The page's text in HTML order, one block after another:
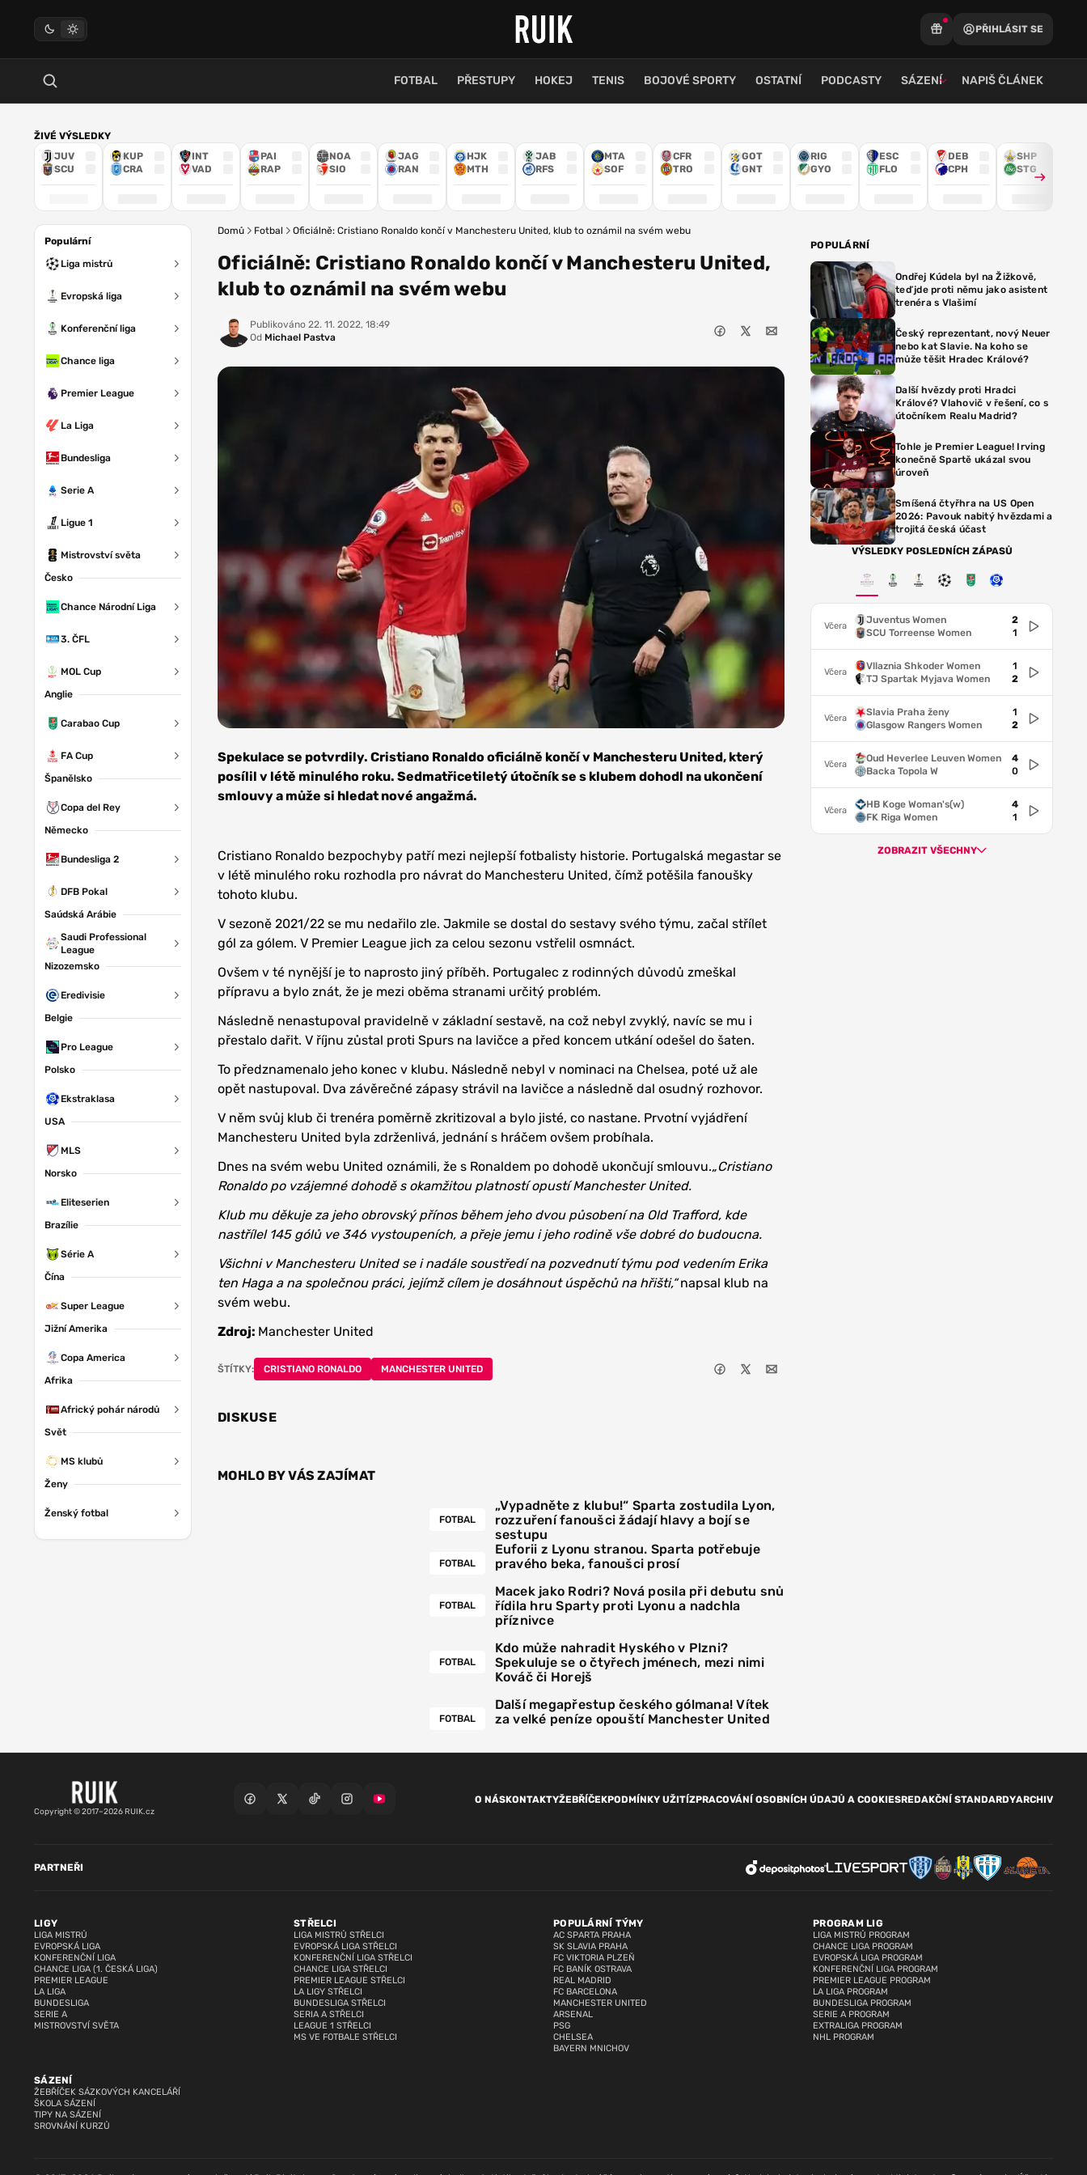
PŘIHLÁSIT SE
FOTBAL PŘESTUPY HOKEJ TENIS BOJOVÉ SPORTY OSTATNÍ PODCASTY SÁZENÍ NAPIŠ ČLÁNEK
ŽIVÉ VÝSLEDKY
JUV
SCU
KUP
CRA
INT
VAD
PAI
RAP
NOA
SIO
JAG
RAN
HJK
MTH
JAB
RFS
MTA
SOF
CFR
TRO
GOT
GNT
RIG
GYO
ESC
FLO
DEB
CPH
SHP
STG
Populární
Liga mistrů
Evropská liga
Konferenční liga
Chance liga
Premier League
La Liga
Bundesliga
Serie A
Ligue 1
Mistrovství světa
Česko
Chance Národní Liga
3. ČFL
MOL Cup
Anglie
Carabao Cup
FA Cup
Španělsko
Copa del Rey
Německo
Bundesliga 2
DFB Pokal
Saúdská Arábie
Saudi Professional
League
Nizozemsko
Eredivisie
Belgie
Pro League
Polsko
Ekstraklasa
USA
MLS
Norsko
Eliteserien
Brazílie
Série A
Čína
Super League
Jižní Amerika
Copa America
Afrika
Africký pohár národů
Svět
MS klubů
Ženy
Ženský fotbal
Domů Fotbal Oficiálně: Cristiano Ronaldo končí v Manchesteru United, klub to oznámil na svém webu
Oficiálně: Cristiano Ronaldo končí v Manchesteru United,
klub to oznámil na svém webu
Publikováno 22. 11. 2022, 18:49
Od Michael Pastva
Ham United
Spekulace se potvrdily. Cristiano Ronaldo oficiálně končí v Manchesteru United, který
posílil v létě minulého roku. Sedmatřicetiletý útočník se s klubem dohodl na ukončení
smlouvy a může si hledat nové angažmá.
Cristiano Ronaldo bezpochyby patří mezi nejlepší fotbalisty historie. Portugalská megastar se
v létě minulého roku rozhodla pro návrat do Manchesteru United, čímž potěšila fanoušky
tohoto klubu.
V sezoně 2021/22 se mu nedařilo zle. Jakmile se dostal do sestavy svého týmu, začal střílet
gól za gólem. V Premier League jich za celou sezonu vstřelil osmnáct.
Ovšem v té nynější je to naprosto jiný příběh. Portugalec z rodinných důvodů zmeškal
přípravu a bylo znát, že je mezi oběma stranami určitý problém.
Následně nenastupoval pravidelně v základní sestavě, na což nebyl zvyklý, navíc se mu i
přestalo dařit. V říjnu zůstal proti Spurs na lavičce a před koncem utkání odešel do šaten.
To předznamenalo jeho konec v klubu. Následně nebyl v nominaci na Chelsea, poté už ale
opět nastupoval. Dva závěrečné zápasy strávil na lavičce a následně dal osudný rozhovor.
V něm svůj klub či trenéra poměrně zkritizoval a bylo jisté, co nastane. Prvotní vyjádření
Manchesteru United byla zdrženlivá, jednání s hráčem ovšem probíhala.
Dnes na svém webu United oznámili, že s Ronaldem po dohodě ukončují smlouvu.„Cristiano
Ronaldo po vzájemné dohodě s okamžitou platností opustí Manchester United.
Klub mu děkuje za jeho obrovský přínos během jeho dvou působení na Old Trafford, kde
nastřílel 145 gólů ve 346 vystoupeních, a přeje jemu i jeho rodině vše dobré do budoucna.
Všichni v Manchesteru United se i nadále soustředí na pozvednutí týmu pod vedením Erika
ten Haga a na společnou práci, jejímž cílem je dosáhnout úspěchů na hřišti,“napsal klub na
svém webu.
Zdroj: Manchester United
ŠTÍTKY: CRISTIANO RONALDO MANCHESTER UNITED
DISKUSE
MOHLO BY VÁS ZAJÍMAT
FOTBAL
„Vypadněte z klubu!“ Sparta zostudila Lyon,
rozzuření fanoušci žádají hlavy a bojí se
sestupu
FOTBAL
Euforii z Lyonu stranou. Sparta potřebuje
pravého beka, fanoušci prosí
FOTBAL
Macek jako Rodri? Nová posila při debutu snů
řídila hru Sparty proti Lyonu a nadchla
příznivce
FOTBAL
Kdo může nahradit Hyského v Plzni?
Spekuluje se o čtyřech jménech, mezi nimi
Kováč či Horejš
FOTBAL
Další megapřestup českého gólmana! Vítek
za velké peníze opouští Manchester United
POPULÁRNÍ
Ondřej Kúdela byl na Žižkově,
teď jde proti němu jako asistent
trenéra s Vlašimí
Český reprezentant, nový Neuer
nebo kat Slavie. Na koho se
může těšit Hradec Králové?
Další hvězdy proti Hradci
Králové? Vlahovič v řešení, co s
útočníkem Realu Madrid?
Tohle je Premier League! Irving
konečně Spartě ukázal svou
úroveň
Smíšená čtyřhra na US Open
2026: Pavouk nabitý hvězdami a
trojitá česká účast
VÝSLEDKY POSLEDNÍCH ZÁPASŮ
Včera
Juventus Women
SCU Torreense Women
2
1
Včera
Vllaznia Shkoder Women
TJ Spartak Myjava Women
1
2
Včera
Slavia Praha ženy
Glasgow Rangers Women
1
2
Včera
Oud Heverlee Leuven Women
Backa Topola W
4
0
Včera
HB Koge Woman's(w)
FK Riga Women
4
1
ZOBRAZIT VŠECHNY
Copyright © 2017–2026 RUIK.cz
O NÁSKONTAKTYŽEBŘÍČEKPODMÍNKY UŽITÍZPRACOVÁNÍ OSOBNÍCH ÚDAJŮ A COOKIESREDAKČNÍ STANDARDYARCHIV
LIGY
LIGA MISTRŮ
EVROPSKÁ LIGA
KONFERENČNÍ LIGA
CHANCE LIGA (1. ČESKÁ LIGA)
PREMIER LEAGUE
LA LIGA
BUNDESLIGA
SERIE A
MISTROVSTVÍ SVĚTA
STŘELCI
LIGA MISTRŮ STŘELCI
EVROPSKÁ LIGA STŘELCI
KONFERENČNÍ LIGA STŘELCI
CHANCE LIGA STŘELCI
PREMIER LEAGUE STŘELCI
LA LIGY STŘELCI
BUNDESLIGA STŘELCI
SERIA A STŘELCI
LEAGUE 1 STŘELCI
MS VE FOTBALE STŘELCI
POPULÁRNÍ TÝMY
AC SPARTA PRAHA
SK SLAVIA PRAHA
FC VIKTORIA PLZEŇ
FC BANÍK OSTRAVA
REAL MADRID
FC BARCELONA
MANCHESTER UNITED
ARSENAL
PSG
CHELSEA
BAYERN MNICHOV
PROGRAM LIG
LIGA MISTRŮ PROGRAM
CHANCE LIGA PROGRAM
EVROPSKÁ LIGA PROGRAM
KONFERENČNÍ LIGA PROGRAM
PREMIER LEAGUE PROGRAM
LA LIGA PROGRAM
BUNDESLIGA PROGRAM
SERIE A PROGRAM
EXTRALIGA PROGRAM
NHL PROGRAM
SÁZENÍ
ŽEBŘÍČEK SÁZKOVÝCH KANCELÁŘÍ
ŠKOLA SÁZENÍ
TIPY NA SÁZENÍ
SROVNÁNÍ KURZŮ
PARTNEŘI